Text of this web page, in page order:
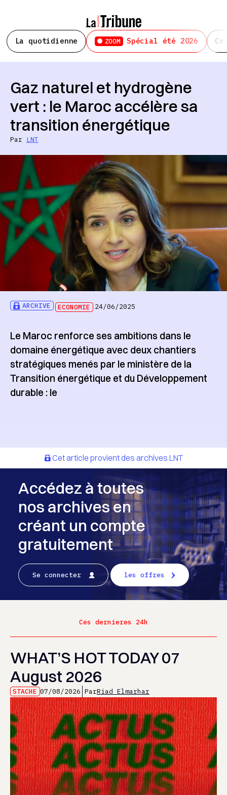
La quotidienne ZOOM Spécial été 2026
ARCHIVE ECONOMIE 24/06/2025
Gaz naturel et hydrogène
vert : le Maroc accélère sa
transition énergétique
Par LNT
Le Maroc renforce ses ambitions dans le
domaine énergétique avec deux chantiers
stratégiques menés par le ministère de la
Transition énergétique et du Développement
durable : le
Cet article provient des archives LNT
Accédez à toutes
nos archives en
créant un compte
gratuitement
Se connecter les offres
Ces dernieres 24h
WHAT’S HOT TODAY 07
August 2026
STACHE 07/08/2026 ParRiad Elmarhar